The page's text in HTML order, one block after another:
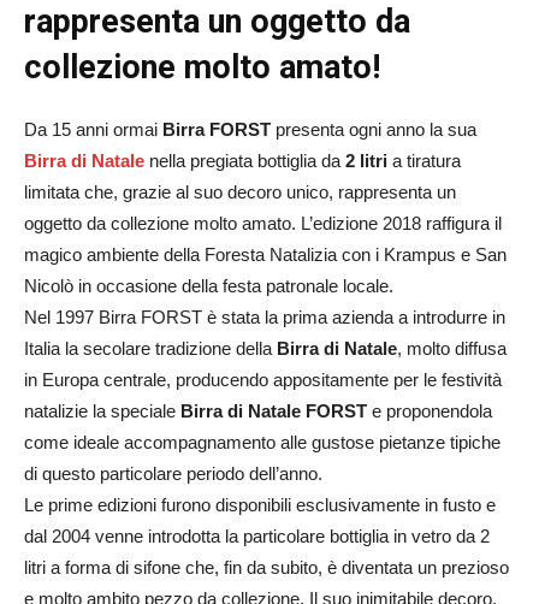
rappresenta un oggetto da
collezione molto amato!
Da 15 anni ormai Birra FORST presenta ogni anno la sua
Birra di Natale nella pregiata bottiglia da 2 litri a tiratura
limitata che, grazie al suo decoro unico, rappresenta un
oggetto da collezione molto amato. L’edizione 2018 raffigura il
magico ambiente della Foresta Natalizia con i Krampus e San
Nicolò in occasione della festa patronale locale.
Nel 1997 Birra FORST è stata la prima azienda a introdurre in
Italia la secolare tradizione della Birra di Natale, molto diffusa
in Europa centrale, producendo appositamente per le festività
natalizie la speciale Birra di Natale FORST e proponendola
come ideale accompagnamento alle gustose pietanze tipiche
di questo particolare periodo dell’anno.
Le prime edizioni furono disponibili esclusivamente in fusto e
dal 2004 venne introdotta la particolare bottiglia in vetro da 2
litri a forma di sifone che, fin da subito, è diventata un prezioso
e molto ambito pezzo da collezione. Il suo inimitabile decoro,